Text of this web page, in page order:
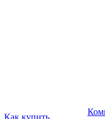
Как купить